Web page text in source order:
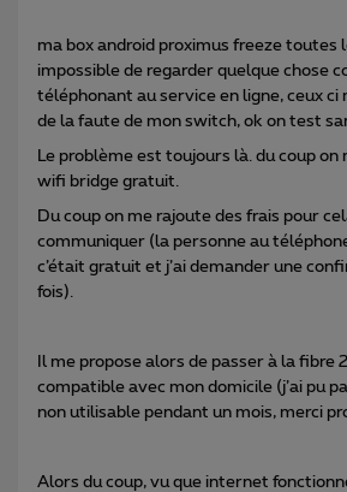
ma box android proximus freeze toutes
impossible de regarder quelque chose
téléphonant au service en ligne, ceux ci
de la faute de mon switch, ok on test
Le problème est toujours là. du coup
wifi bridge gratuit.
Du coup on me rajoute des frais pour
communiquer (la personne au
c’était gratuit et j’ai demander une
fois).
Il me propose alors de passer à la fibre
compatible avec mon domicile (j’ai pu
non utilisable pendant un mois, merci
Alors du coup, vu que internet